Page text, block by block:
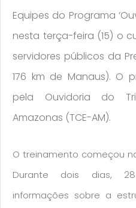
Equipes do Programa
nesta terça-feira (15) o
servidores públicos da
176 km de Manaus). O
pela Ouvidoria do
Amazonas (TCE-AM).
O treinamento começou
Durante dois dias,
informações sobre a